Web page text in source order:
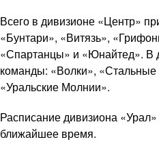
Всего в дивизионе «Центр»
«Бунтари», «Витязь»,
«Спартанцы» и «Юнайтед». В
команды: «Волки», «Стальные
«Уральские Молнии».
Расписание дивизиона «Урал»
ближайшее время.